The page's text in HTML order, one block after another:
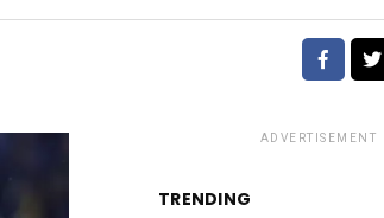
ADVERTISEMENT
TRENDING